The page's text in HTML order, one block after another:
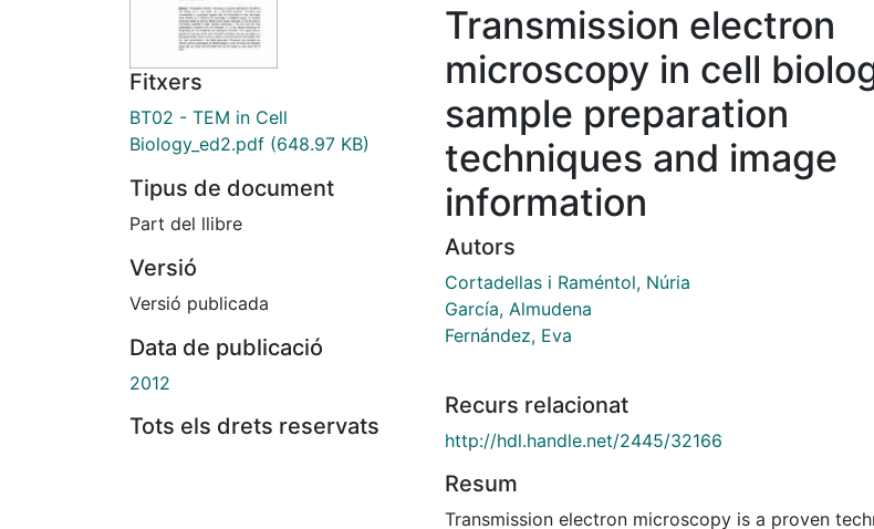
Fitxers
BT02 - TEM in Cell
Biology_ed2.pdf (648.97 KB)
Tipus de document
Part del llibre
Versió
Versió publicada
Data de publicació
2012
Tots els drets reservats
Transmission electron
microscopy in cell
sample preparation
techniques and image
information
Autors
Cortadellas i Raméntol, Núria
García, Almudena
Fernández, Eva
Recurs relacionat
http://hdl.handle.net/2445/32166
Resum
Transmission electron microscopy is a proven